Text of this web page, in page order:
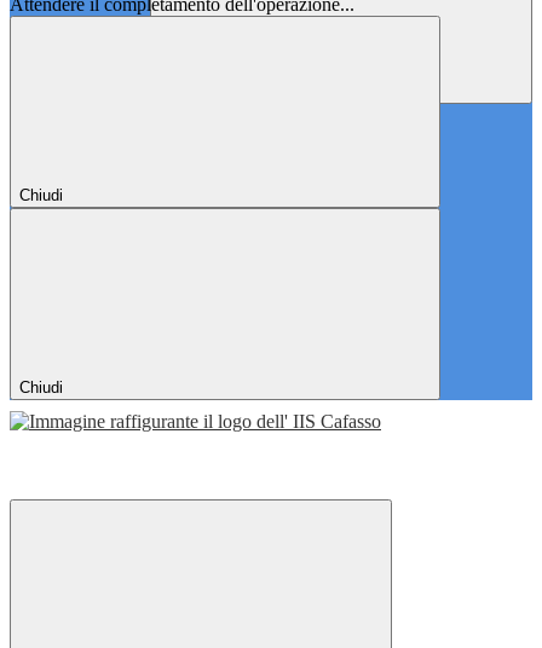
Attendere il completamento dell'operazione...
Chiudi
Chiudi